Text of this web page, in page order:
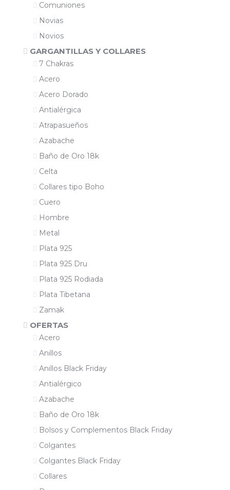
Comuniones
Novias
Novios
GARGANTILLAS Y COLLARES
7 Chakras
Acero
Acero Dorado
Antialérgica
Atrapasueños
Azabache
Baño de Oro 18k
Celta
Collares tipo Boho
Cuero
Hombre
Metal
Plata 925
Plata 925 Dru
Plata 925 Rodiada
Plata Tibetana
Zamak
OFERTAS
Acero
Anillos
Anillos Black Friday
Antialérgico
Azabache
Baño de Oro 18k
Bolsos y Complementos Black Friday
Colgantes
Colgantes Black Friday
Collares